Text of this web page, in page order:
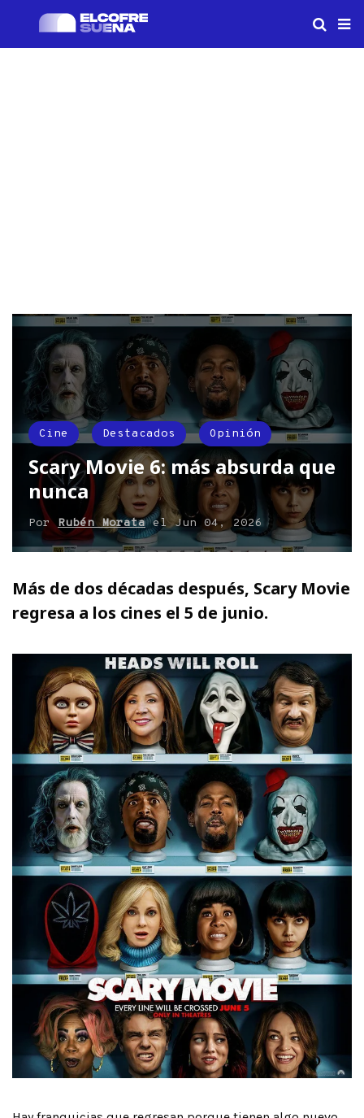
Cine Destacados Opinión
Scary Movie 6: más absurda que
nunca
PorRubén MorataelJun 04, 2026
Más de dos décadas después, Scary Movie
regresa a los cines el 5 de junio.